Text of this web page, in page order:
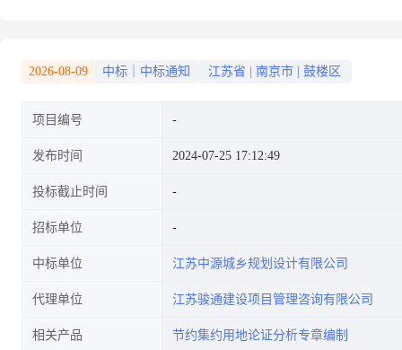
2026-08-09 中标｜中标通知 江苏省 南京市 鼓楼区
项目编号
发布时间 2024-07-25 17:12:49
投标截止时间
招标单位
中标单位 江苏中源城乡规划设计有限公司
代理单位 江苏骏通建设项目管理咨询有限公司
相关产品 节约集约用地论证分析专章编制